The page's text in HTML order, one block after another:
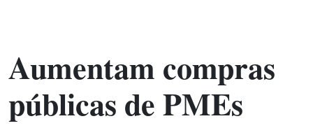
Aumentam compras
públicas de PMEs